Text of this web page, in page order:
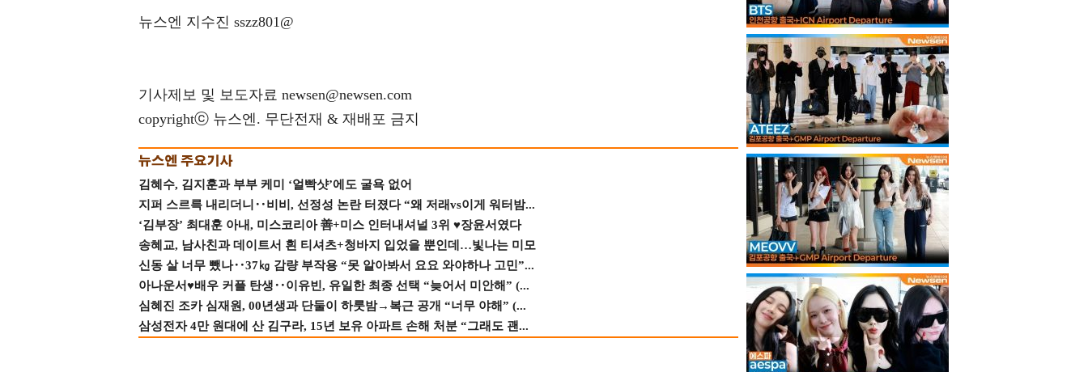
뉴스엔 지수진 sszz801@
기사제보 및 보도자료 newsen@newsen.com
copyrightⓒ 뉴스엔. 무단전재 & 재배포 금지
김혜수, 김지훈과 부부 케미 ‘얼빡샷’에도 굴욕 없어
지퍼 스르륵 내리더니‥비비, 선정성 논란 터졌다 “왜 저래vs이게 워터밤...
‘김부장’ 최대훈 아내, 미스코리아 善+미스 인터내셔널 3위 ♥장윤서였다
송혜교, 남사친과 데이트서 흰 티셔츠+청바지 입었을 뿐인데…빛나는 미모
신동 살 너무 뺐나‥37㎏ 감량 부작용 “못 알아봐서 요요 와야하나 고민”...
아나운서♥배우 커플 탄생‥이유빈, 유일한 최종 선택 “늦어서 미안해” (...
심혜진 조카 심재원, 00년생과 단둘이 하룻밤→복근 공개 “너무 야해” (...
삼성전자 4만 원대에 산 김구라, 15년 보유 아파트 손해 처분 “그래도 괜...